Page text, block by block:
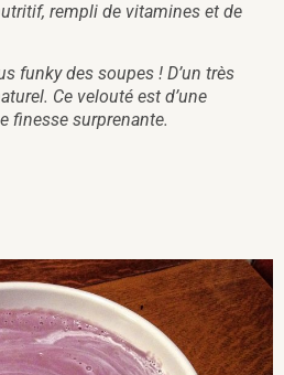
rempli de vitamines et de
funky des soupes ! D’un très
Ce velouté est d’une
finesse surprenante.